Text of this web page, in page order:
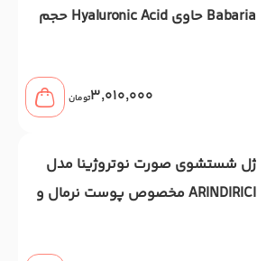
Babaria حاوی Hyaluronic Acid حجم
3,010,000تومان
ژل شستشوی صورت نوتروژینا مدل
ARINDIRICI مخصوص پوست نرمال و